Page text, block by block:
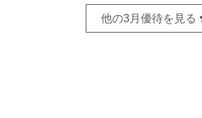
他の3月優待を見る